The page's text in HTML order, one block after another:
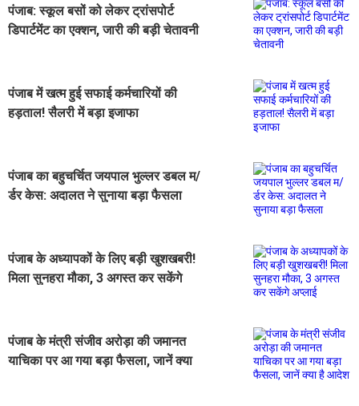
पंजाब: स्कूल बसों को लेकर ट्रांसपोर्ट
डिपार्टमेंट का एक्शन, जारी की बड़ी चेतावनी
पंजाब में खत्म हुई सफाई कर्मचारियों की
हड़ताल! सैलरी में बड़ा इजाफा
पंजाब का बहुचर्चित जयपाल भुल्लर डबल म/
र्डर केस: अदालत ने सुनाया बड़ा फैसला
पंजाब के अध्यापकों के लिए बड़ी खुशखबरी!
मिला सुनहरा मौका, 3 अगस्त कर सकेंगे
पंजाब के मंत्री संजीव अरोड़ा की जमानत
याचिका पर आ गया बड़ा फैसला, जानें क्या